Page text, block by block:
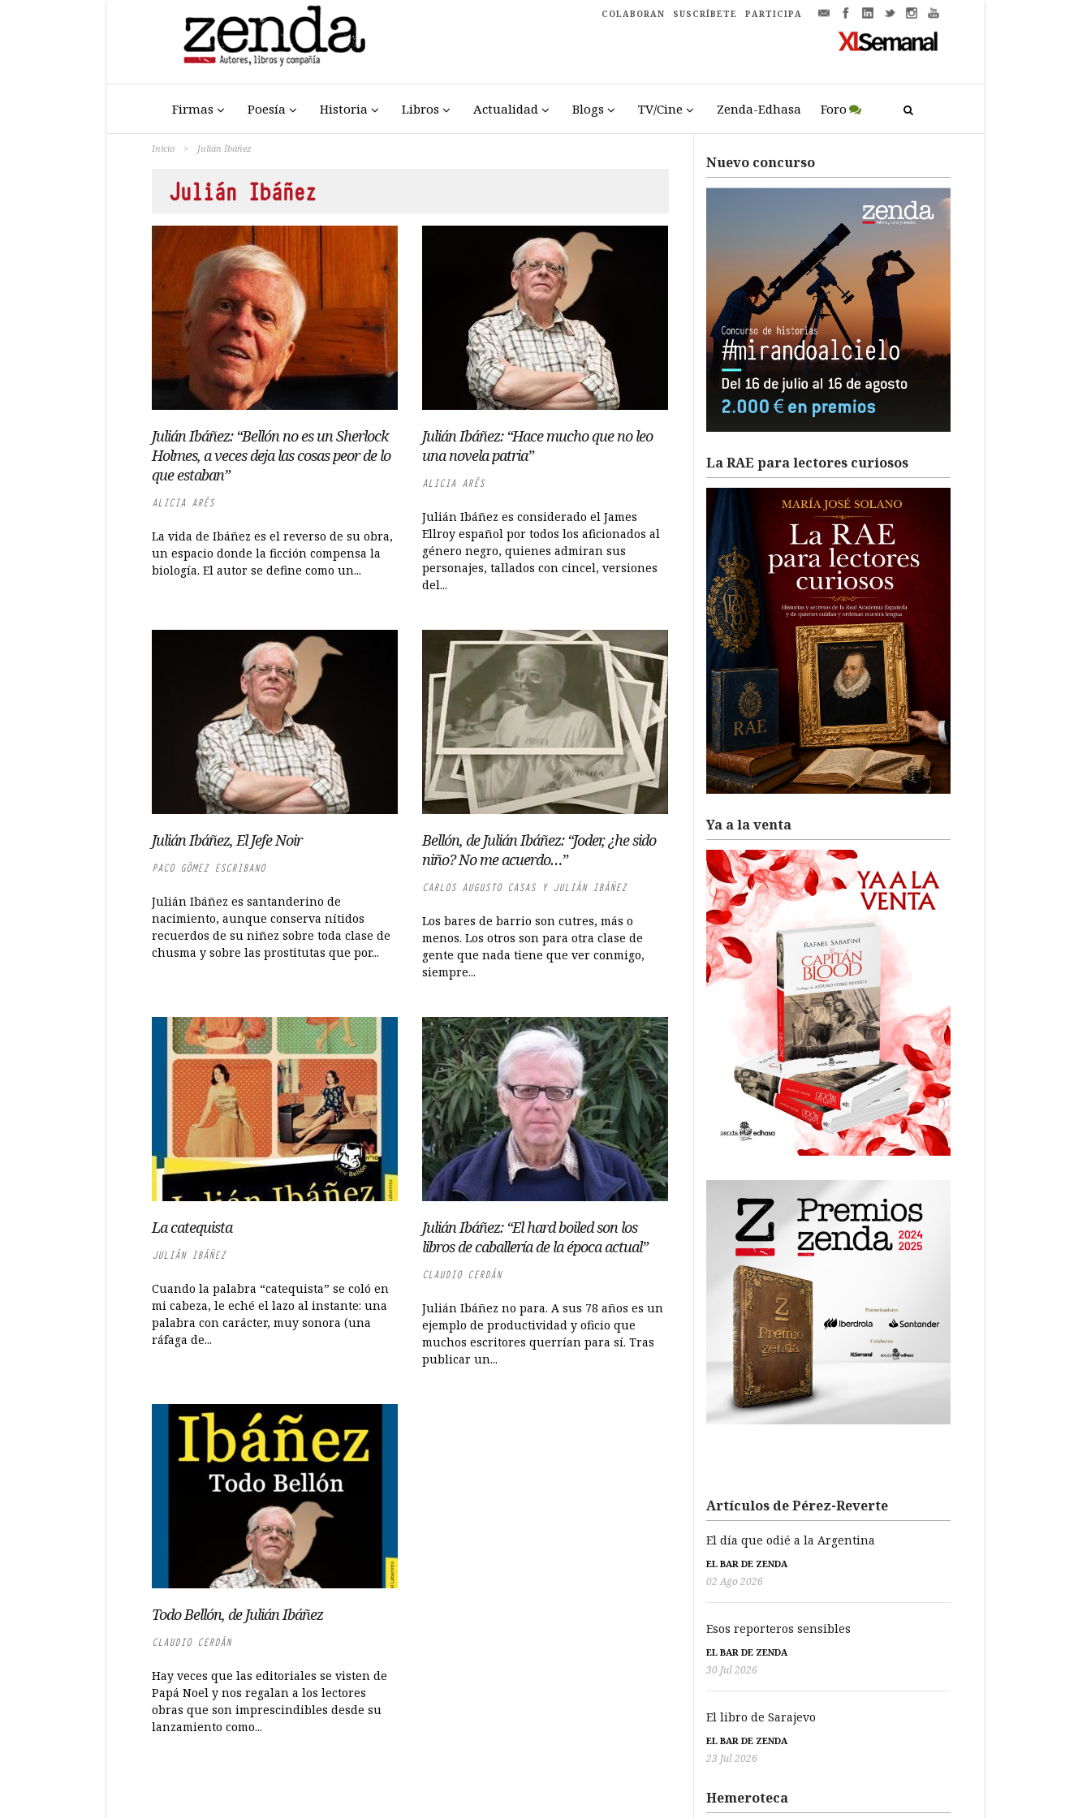
COLABORAN SUSCRÍBETE PARTICIPA
Firmas Poesía Historia Libros Actualidad Blogs TV/Cine Zenda-Edhasa Foro
Inicio > Julián Ibáñez
Julián Ibáñez
Julián Ibáñez: “Bellón no es un Sherlock
Holmes, a veces deja las cosas peor de lo
que estaban”
ALICIA ARÉS
La vida de Ibáñez es el reverso de su obra,
un espacio donde la ficción compensa la
biología. El autor se define como un...
Julián Ibáñez: “Hace mucho que no leo
una novela patria”
ALICIA ARÉS
Julián Ibáñez es considerado el James
Ellroy español por todos los aficionados al
género negro, quienes admiran sus
personajes, tallados con cincel, versiones
del...
Julián Ibáñez, El Jefe Noir
PACO GÓMEZ ESCRIBANO
Julián Ibáñez es santanderino de
nacimiento, aunque conserva nítidos
recuerdos de su niñez sobre toda clase de
chusma y sobre las prostitutas que por...
Bellón, de Julián Ibáñez: “Joder, ¿he sido
niño? No me acuerdo…”
CARLOS AUGUSTO CASAS Y JULIÁN IBÁÑEZ
Los bares de barrio son cutres, más o
menos. Los otros son para otra clase de
gente que nada tiene que ver conmigo,
siempre...
La catequista
JULIÁN IBÁÑEZ
Cuando la palabra “catequista” se coló en
mi cabeza, le eché el lazo al instante: una
palabra con carácter, muy sonora (una
ráfaga de...
Julián Ibáñez: “El hard boiled son los
libros de caballería de la época actual”
CLAUDIO CERDÁN
Julián Ibáñez no para. A sus 78 años es un
ejemplo de productividad y oficio que
muchos escritores querrían para sí. Tras
publicar un...
Todo Bellón, de Julián Ibáñez
CLAUDIO CERDÁN
Hay veces que las editoriales se visten de
Papá Noel y nos regalan a los lectores
obras que son imprescindibles desde su
lanzamiento como...
Nuevo concurso
La RAE para lectores curiosos
Ya a la venta
Artículos de Pérez-Reverte
El día que odié a la Argentina
EL BAR DE ZENDA
02 Ago 2026
Esos reporteros sensibles
EL BAR DE ZENDA
30 Jul 2026
El libro de Sarajevo
EL BAR DE ZENDA
23 Jul 2026
Hemeroteca